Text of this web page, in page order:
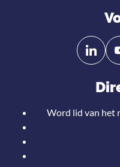
Volg
ons
Linkedin
Volg
ons
Word lid van het